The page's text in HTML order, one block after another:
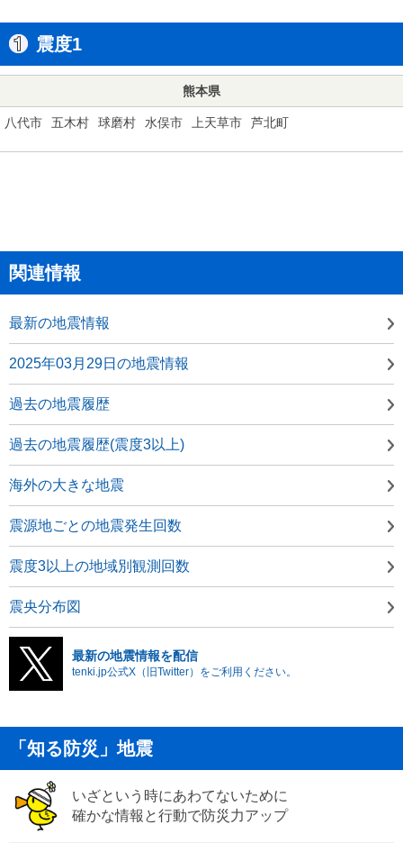
震度1
熊本県
八代市 五木村 球磨村 水俣市 上天草市 芦北町
関連情報
最新の地震情報
2025年03月29日の地震情報
過去の地震履歴
過去の地震履歴(震度3以上)
海外の大きな地震
震源地ごとの地震発生回数
震度3以上の地域別観測回数
震央分布図
最新の地震情報を配信
tenki.jp公式X（旧Twitter）をご利用ください。
「知る防災」地震
いざという時にあわてないために
確かな情報と行動で防災力アップ